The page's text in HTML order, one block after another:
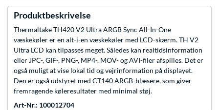
Produktbeskrivelse
Thermaltake TH420 V2 Ultra ARGB Sync All-In-One
væskekøler er en alt-i-en væskekøler med LCD-skærm. TH V2
Ultra LCD kan tilpasses meget. Således kan realtidsinformation
eller JPC-, GIF-, PNG-, MP4-, MOV- og AVI-filer afspilles. Det er
også muligt at vise lokal tid og vejrinformation på displayet.
Den er også udstyret med CT140 ARGB-blæsere, som giver
fremragende køleresultater med minimal støj.
Art-Nr.: 100012704